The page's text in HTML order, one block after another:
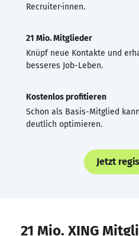
Recruiter·innen.
21 Mio. Mitglieder
Knüpf neue Kontakte und
besseres Job-Leben.
Kostenlos profitieren
Schon als Basis-Mitglied
deutlich optimieren.
Jetzt
21 Mio. XING